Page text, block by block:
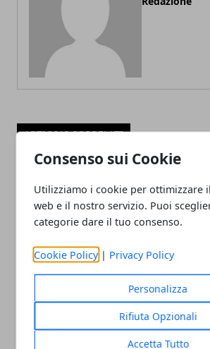
Consenso sui Cookie
Utilizziamo i cookie per ottimizzare
web e il nostro servizio. Puoi
categorie dare il tuo consenso.
Cookie Policy | Privacy Policy
Personalizza
Rifiuta Opzionali
Accetta Tutto
ARTICOLI CORRELATI
Polpette di pollo e
facile
05/05/2020